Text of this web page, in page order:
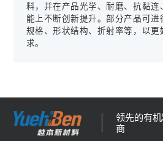
料，并在产品光学、耐磨、抗黏连
能上不断创新提升。部分产品可进
规格、形状结构、折射率等，以更
求。
领先的有
商